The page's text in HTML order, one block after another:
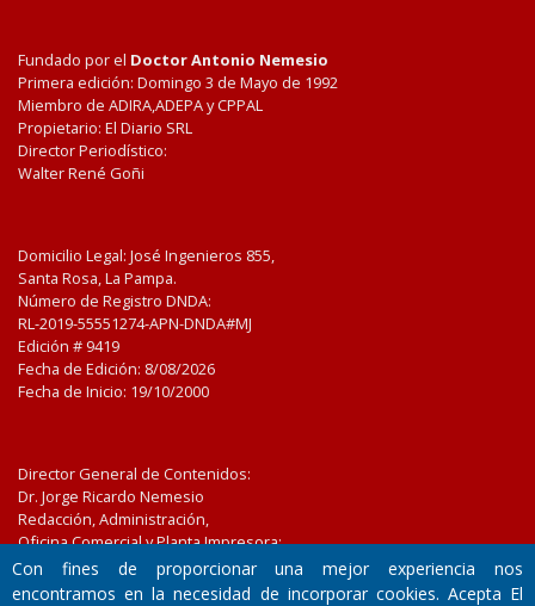
Fundado por el Doctor Antonio Nemesio
Primera edición: Domingo 3 de Mayo de 1992
Miembro de ADIRA,ADEPA y CPPAL
Propietario: El Diario SRL
Director Periodístico:
Walter René Goñi
Domicilio Legal: José Ingenieros 855,
Santa Rosa, La Pampa.
Número de Registro DNDA:
RL-2019-55551274-APN-DNDA#MJ
Edición # 9419
Fecha de Edición: 8/08/2026
Fecha de Inicio: 19/10/2000
Director General de Contenidos:
Dr. Jorge Ricardo Nemesio
Redacción, Administración,
Oficina Comercial y Planta Impresora:
José Ingenieros 855,
Santa Rosa, La Pampa, Argentina.
Con fines de proporcionar una mejor experiencia nos
encontramos en la necesidad de incorporar cookies. Acepta El